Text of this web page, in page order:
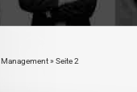
Management» Seite 2